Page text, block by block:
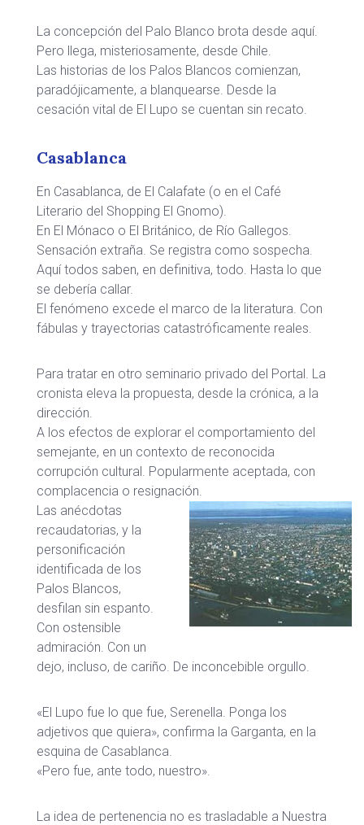
La concepción del Palo Blanco brota desde aquí.
Pero llega, misteriosamente, desde Chile.
Las historias de los Palos Blancos comienzan,
paradójicamente, a blanquearse. Desde la
cesación vital de El Lupo se cuentan sin recato.
Casablanca
En Casablanca, de El Calafate (o en el Café
Literario del Shopping El Gnomo).
En El Mónaco o El Británico, de Río Gallegos.
Sensación extraña. Se registra como sospecha.
Aquí todos saben, en definitiva, todo. Hasta lo que
se debería callar.
El fenómeno excede el marco de la literatura. Con
fábulas y trayectorias catastróficamente reales.
Para tratar en otro seminario privado del Portal. La
cronista eleva la propuesta, desde la crónica, a la
dirección.
A los efectos de explorar el comportamiento del
semejante, en un contexto de reconocida
corrupción cultural. Popularmente aceptada, con
complacencia o resignación.
Las anécdotas
recaudatorias, y la
personificación
identificada de los
Palos Blancos,
desfilan sin espanto.
Con ostensible
admiración. Con un
dejo, incluso, de cariño. De inconcebible orgullo.
«El Lupo fue lo que fue, Serenella. Ponga los
adjetivos que quiera», confirma la Garganta, en la
esquina de Casablanca.
«Pero fue, ante todo, nuestro».
La idea de pertenencia no es trasladable a Nuestra